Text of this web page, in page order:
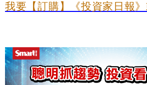
我要【訂購】《投資家日報